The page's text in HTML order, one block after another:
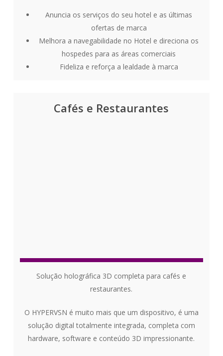
Anuncia os serviços do seu hotel e as últimas
ofertas de marca
Melhora a navegabilidade no Hotel e direciona os
hospedes para as áreas comerciais
Fideliza e reforça a lealdade à marca
Cafés e Restaurantes
Solução holográfica 3D completa para cafés e
restaurantes.
O HYPERVSN é muito mais que um dispositivo, é uma
solução digital totalmente integrada, completa com
hardware, software e conteúdo 3D impressionante.